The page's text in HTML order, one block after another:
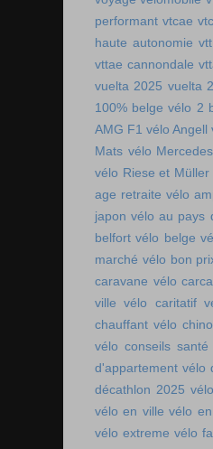
performant vtcae
haute autonomie
vttae cannondale
vuelta 2025 vuelta
100% belge vélo 2
AMG F1 vélo Angell
Mats vélo
vélo Riese et Müller
age retraite vélo
japon vélo au pays
belfort vélo belge
marché vélo bon
caravane vélo
ville vélo caritatif
chauffant vélo
vélo conseils santé
d'appartement vélo
décathlon 2025
vélo en ville vélo
vélo extreme vélo